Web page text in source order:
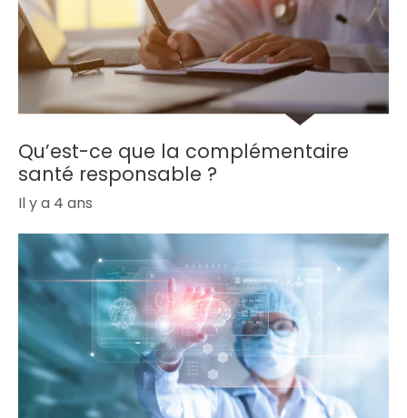
Qu’est-ce que la complémentaire
santé responsable ?
Il y a 4 ans